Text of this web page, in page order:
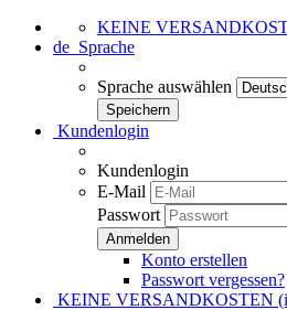
KEINE
de Sprache
Sprache auswählen
Kundenlogin
Kundenlogin
E-Mail
Passwort
Konto erstellen
Passwort vergessen?
KEINE VERSANDKOSTEN